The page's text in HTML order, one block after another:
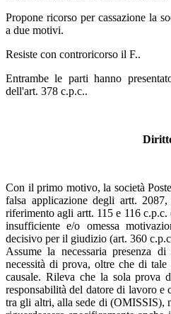
Propone ricorso per cassazione la
a due motivi.
Resiste con controricorso il F..
Entrambe le parti hanno
dell'art. 378 c.p.c..
Con il primo motivo, la società
falsa applicazione degli artt.
riferimento agli artt. 115 e 116
insufficiente e/o omessa
decisivo per il giudizio (art. 360
Assume la necessaria presenza
necessità di prova, oltre che di tale
causale. Rileva che la sola prova
responsabilità del datore di lavoro e
tra gli altri, alla sede di (OMISSIS),